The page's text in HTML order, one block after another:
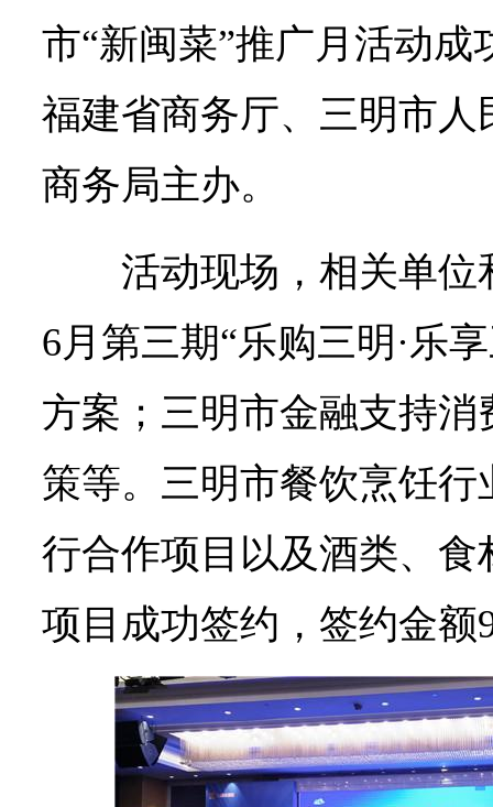
市“新闽菜”推广月活动
福建省商务厅、三明市
商务局主办。
活动现场，相关单
6月第三期“乐购三明·乐
方案；三明市金融支持
策等。三明市餐饮烹饪
行合作项目以及酒类、食
项目成功签约，签约金额